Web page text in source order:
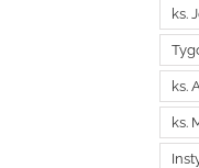
ks.
ks.
ks.